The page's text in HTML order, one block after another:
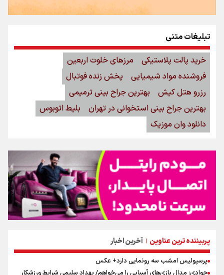
پربیننده ترین عناوین | آخرین اخبار
پرسپولیس امشب سه رونمایی دارد+ عکس
جوادی: مدال بازی‌های آسیایی را می‌خواهم/ بهداد سلیمی شرایط ورزشکار
تبلیغات متنی
خرید پالت پلاستیکی
مرزهای خلوت اربعین
فروشنده مواد شیمیایی
پخش زنده فوتبال
رزرو هتل کیش
بهترین جراح بینی ترمیمی
بهترین جراح بینی استخوانی در تهران
بلیط اتوبوس
دانلود وان موزیک